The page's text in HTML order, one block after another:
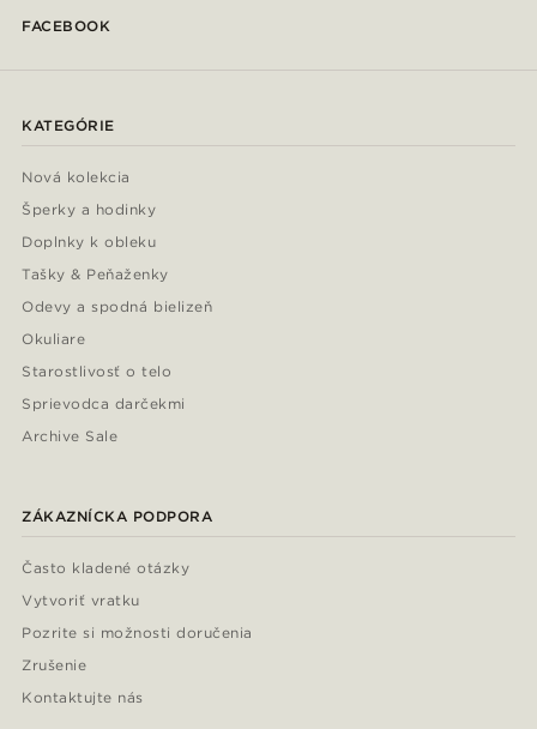
FACEBOOK
KATEGÓRIE
Nová kolekcia
Šperky a hodinky
Doplnky k obleku
Tašky & Peňaženky
Odevy a spodná bielizeň
Okuliare
Starostlivosť o telo
Sprievodca darčekmi
Archive Sale
ZÁKAZNÍCKA PODPORA
Často kladené otázky
Vytvoriť vratku
Pozrite si možnosti doručenia
Zrušenie
Kontaktujte nás